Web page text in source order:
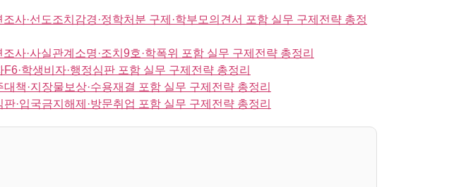
사·선도조치감경·정학처분 구제·학부모의견서 포함 실무 구제전략 총정
사·사실관계소명·조치9호·학폭위 포함 실무 구제전략 총정리
학생비자·행정심판 포함 실무 구제전략 총정리
책·지장물보상·수용재결 포함 실무 구제전략 총정리
·입국금지해제·방문취업 포함 실무 구제전략 총정리